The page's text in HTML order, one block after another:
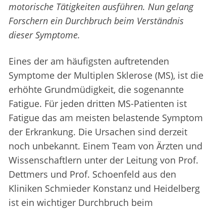
motorische Tätigkeiten ausführen. Nun gelang
Forschern ein Durchbruch beim Verständnis
dieser Symptome.
Eines der am häufigsten auftretenden
Symptome der Multiplen Sklerose (MS), ist die
erhöhte Grundmüdigkeit, die sogenannte
Fatigue. Für jeden dritten MS-Patienten ist
Fatigue das am meisten belastende Symptom
der Erkrankung. Die Ursachen sind derzeit
noch unbekannt. Einem Team von Ärzten und
Wissenschaftlern unter der Leitung von Prof.
Dettmers und Prof. Schoenfeld aus den
Kliniken Schmieder Konstanz und Heidelberg
ist ein wichtiger Durchbruch beim